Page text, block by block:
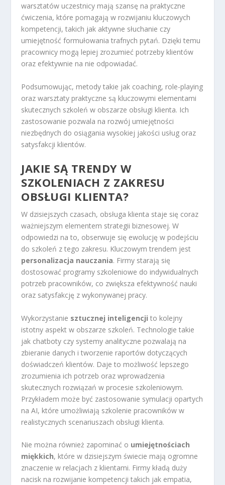
warsztatów uczestnicy mają szansę na praktyczne
ćwiczenia, które pomagają w rozwijaniu kluczowych
kompetencji, takich jak aktywne słuchanie czy
umiejętność formułowania trafnych pytań. Dzięki temu
pracownicy mogą lepiej zrozumieć potrzeby klientów
oraz efektywnie na nie odpowiadać.
Podsumowując, metody takie jak coaching, role-playing
oraz warsztaty praktyczne są kluczowymi elementami
skutecznych szkoleń w obszarze obsługi klienta. Ich
zastosowanie pozwala na rozwój umiejętności
niezbędnych do osiągania wysokiej jakości usług oraz
satysfakcji klientów.
JAKIE SĄ TRENDY W
SZKOLENIACH Z ZAKRESU
OBSŁUGI KLIENTA?
W dzisiejszych czasach, obsługa klienta staje się coraz
ważniejszym elementem strategii biznesowej. W
odpowiedzi na to, obserwuje się ewolucję w podejściu
do szkoleń z tego zakresu. Kluczowym trendem jest
personalizacja nauczania. Firmy starają się
dostosować programy szkoleniowe do indywidualnych
potrzeb pracowników, co zwiększa efektywność nauki
oraz satysfakcję z wykonywanej pracy.
Wykorzystanie sztucznej inteligencji to kolejny
istotny aspekt w obszarze szkoleń. Technologie takie
jak chatboty czy systemy analityczne pozwalają na
zbieranie danych i tworzenie raportów dotyczących
doświadczeń klientów. Daje to możliwość lepszego
zrozumienia ich potrzeb oraz wprowadzenia
skutecznych rozwiązań w procesie szkoleniowym.
Przykładem może być zastosowanie symulacji opartych
na AI, które umożliwiają szkolenie pracowników w
realistycznych scenariuszach obsługi klienta.
Nie można również zapominać o umiejętnościach
miękkich, które w dzisiejszym świecie mają ogromne
znaczenie w relacjach z klientami. Firmy kładą duży
nacisk na rozwijanie kompetencji takich jak empatia,